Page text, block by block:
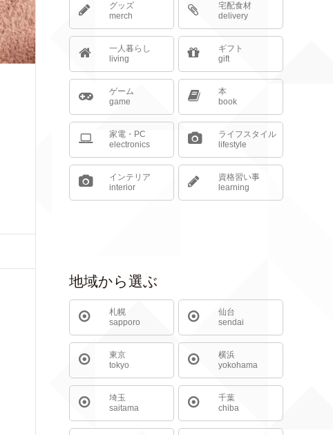
グッズ
merch
宅配食材
delivery
一人暮らし
living
ギフト
gift
ゲーム
game
本
book
家電・PC
electronics
ライフスタイル
lifestyle
インテリア
interior
資格習い事
learning
地域から選ぶ
札幌
sapporo
仙台
sendai
東京
tokyo
横浜
yokohama
埼玉
saitama
千葉
chiba